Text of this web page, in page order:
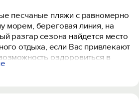
песчаные пляжи с равномерно
морем, береговая линия, на
разгар сезона найдется место
отдыха, если Вас привлекают
оздоровиться в
то гостевой дом